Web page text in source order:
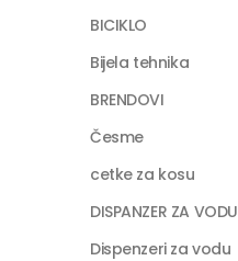
BICIKLO
Bijela tehnika
BRENDOVI
Česme
cetke za kosu
DISPANZER ZA VODU
Dispenzeri za vodu